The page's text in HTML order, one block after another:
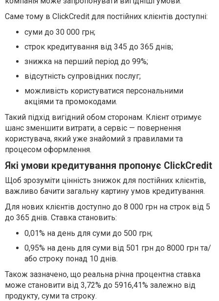
Саме тому в ClickCredit для постійних клієнтів доступні:
суми до 30 000 грн;
строк кредитування від 345 до 365 днів;
знижка на перший період до 99%;
відсутність супровідних послуг;
можливість користуватися персональними
акціями та промокодами.
Такий підхід вигідний обом сторонам. Клієнт отримує
шанс зменшити витрати, а сервіс — повернення
користувача, який уже знайомий з правилами та
процесом оформлення.
Які умови кредитування пропонує ClickCredit
Щоб зрозуміти цінність знижок для постійних клієнтів,
важливо бачити загальну картину умов кредитування.
Для нових клієнтів доступно до 8 000 грн на строк від 5
до 365 днів. Ставка становить:
0,01% на день для суми до 500 грн;
0,95% на день для суми від 501 грн до 8000 грн та/
або строку понад 10 днів.
Також зазначено, що реальна річна процентна ставка
може становити від 3,72% до 5916,41% залежно від
продукту, суми та строку.